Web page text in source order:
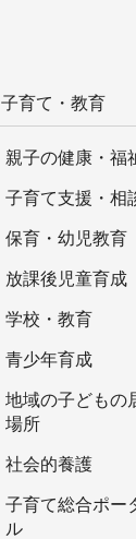
子育て・教育
親子の健康・福
子育て支援・相
保育・幼児教育
放課後児童育成
学校・教育
青少年育成
地域の子どもの
場所
社会的養護
子育て総合ポー
ル